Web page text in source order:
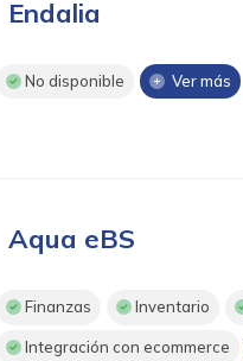
Endalia
No disponible Ver más
Aqua eBS
Finanzas Inventario
Integración con ecommerce